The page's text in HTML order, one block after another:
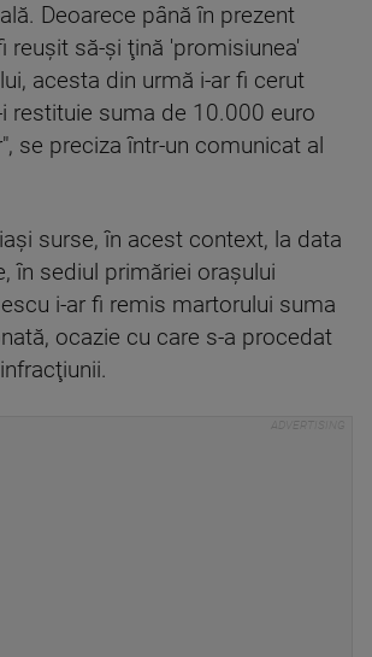
Deoarece până în prezent
reuşit să-şi ţină 'promisiunea'
acesta din urmă i-ar fi cerut
restituie suma de 10.000 euro
se preciza într-un comunicat al
surse, în acest context, la data
în sediul primăriei oraşului
i-ar fi remis martorului suma
ocazie cu care s-a procedat